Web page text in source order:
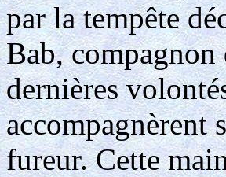
par la tempête
Bab, compagnon
dernières
accompagnèrent
fureur. Cette